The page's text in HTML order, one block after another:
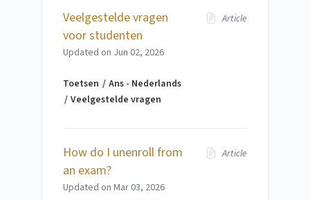
Veelgestelde vragen
voor studenten
Article
Updated on Jun 02, 2026
Toetsen
Ans - Nederlands
Veelgestelde vragen
How do I unenroll from
an exam?
Article
Updated on Mar 03, 2026